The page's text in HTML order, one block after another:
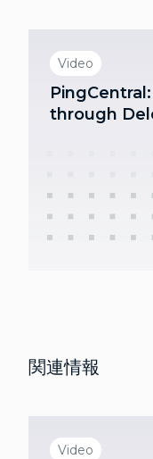
Video
through
関連情報
Video